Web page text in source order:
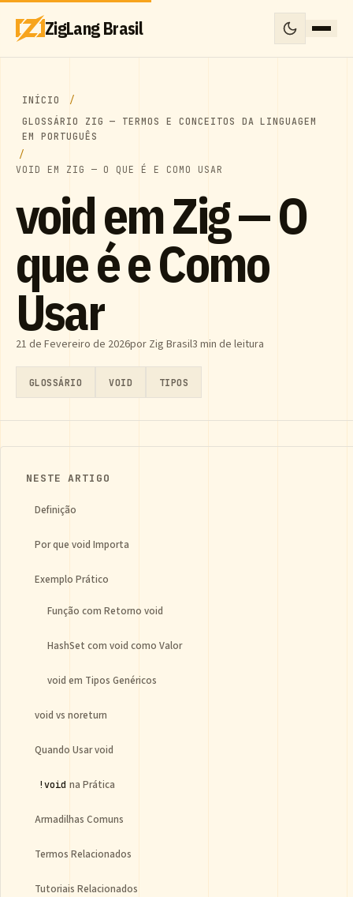
ZigLang Brasil
INÍCIO
GLOSSÁRIO ZIG — TERMOS E CONCEITOS DA LINGUAGEM
EM PORTUGUÊS
VOID EM ZIG — O QUE É E COMO USAR
void em Zig — O
que é e Como
Usar
21 de Fevereiro de 2026por Zig Brasil3 min de leitura
GLOSSÁRIO VOID TIPOS
NESTE ARTIGO
Definição
Por que void Importa
Exemplo Prático
Função com Retorno void
HashSet com void como Valor
void em Tipos Genéricos
void vs noreturn
Quando Usar void
!void na Prática
Armadilhas Comuns
Termos Relacionados
Tutoriais Relacionados